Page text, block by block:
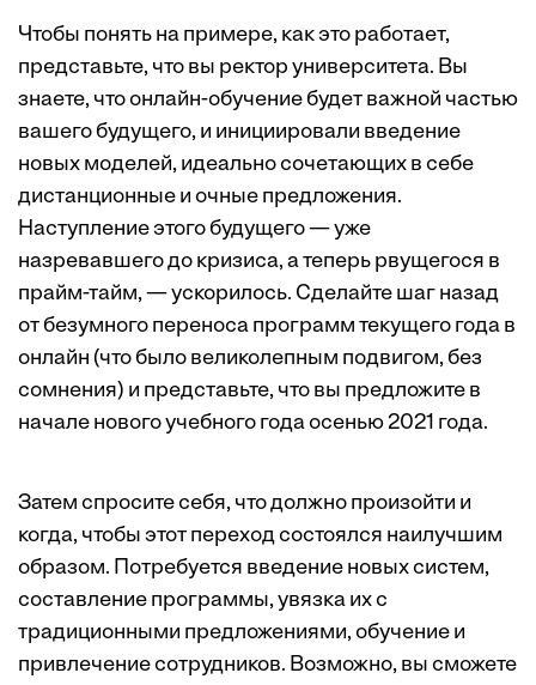
Чтобы понять на примере, как это работает,
представьте, что вы ректор университета. Вы
знаете, что онлайн-обучение будет важной частью
вашего будущего, и инициировали введение
новых моделей, идеально сочетающих в себе
дистанционные и очные предложения.
Наступление этого будущего — уже
назревавшего до кризиса, а теперь рвущегося в
прайм-тайм, — ускорилось. Сделайте шаг назад
от безумного переноса программ текущего года в
онлайн (что было великолепным подвигом, без
сомнения) и представьте, что вы предложите в
начале нового учебного года осенью 2021 года.
Затем спросите себя, что должно произойти и
когда, чтобы этот переход состоялся наилучшим
образом. Потребуется введение новых систем,
составление программы, увязка их с
традиционными предложениями, обучение и
привлечение сотрудников. Возможно, вы сможете